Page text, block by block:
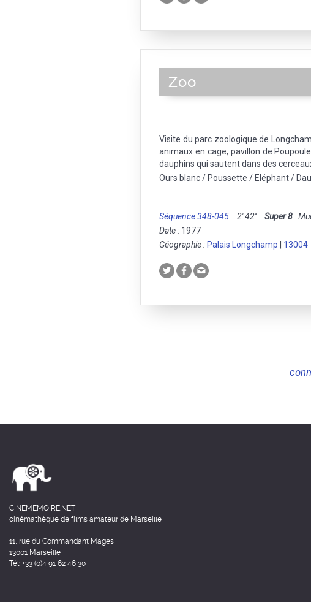
Zoo
Visite du parc zoologique de
animaux en cage, pavillon de
dauphins qui sautent dans des
Ours blanc / Poussette / Eléphant /
Séquence 348-045 2' 42'' Super 8
Date : 1977
Géographie : Palais Longchamp 13004
CINEMEMOIRE.NET
cinémathèque de films amateur de Marseille
11, rue du Commandant Mages
13001 Marseille
Tél: +33 (0)4 91 62 46 30